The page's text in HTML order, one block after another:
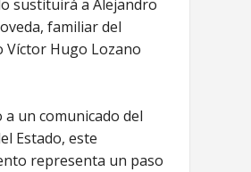
sustituirá a Alejandro
familiar del
Víctor Hugo Lozano
a un comunicado del
Estado, este
representa un paso